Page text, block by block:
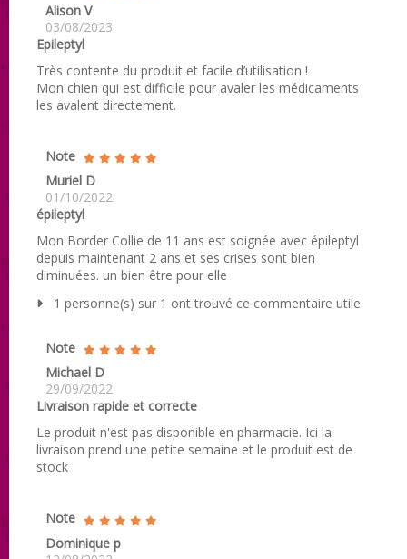
Alison V
03/08/2023
Epileptyl
Très contente du produit et facile d’utilisation !
Mon chien qui est difficile pour avaler les médicaments
les avalent directement.
Note
Muriel D
01/10/2022
épileptyl
Mon Border Collie de 11 ans est soignée avec épileptyl
depuis maintenant 2 ans et ses crises sont bien
diminuées. un bien être pour elle
1 personne(s) sur 1 ont trouvé ce commentaire utile.
Note
Michael D
29/09/2022
Livraison rapide et correcte
Le produit n'est pas disponible en pharmacie. Ici la
livraison prend une petite semaine et le produit est de
stock
Note
Dominique p